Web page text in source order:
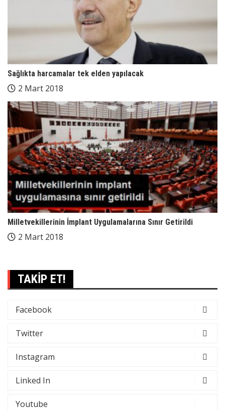
Sağlıkta harcamalar tek elden yapılacak
2 Mart 2018
Milletvekillerinin İmplant Uygulamalarına Sınır Getirildi
2 Mart 2018
TAKİP ET!
Facebook
Twitter
Instagram
Linked In
Youtube